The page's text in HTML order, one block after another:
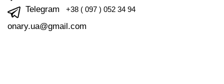
Telegram +38 ( 097 ) 052 34 94
onary.ua@gmail.com